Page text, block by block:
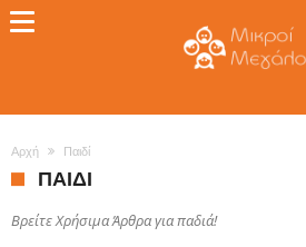
Αρχή Παιδί
ΠΑΙΔΊ
Βρείτε Χρήσιμα Άρθρα για παδιά!